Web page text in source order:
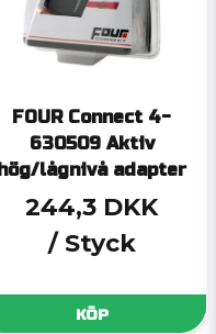
FOUR Connect 4-
630509 Aktiv
hög/lågnivå adapter
244,3 DKK
/ Styck
KÖP